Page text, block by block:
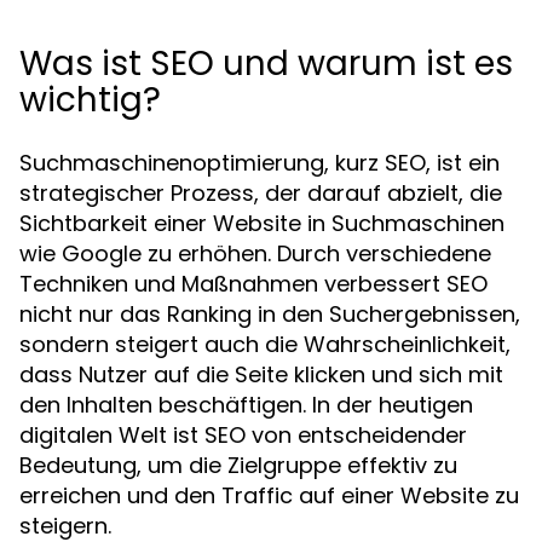
Was ist SEO und warum ist es
wichtig?
Suchmaschinenoptimierung, kurz SEO, ist ein
strategischer Prozess, der darauf abzielt, die
Sichtbarkeit einer Website in Suchmaschinen
wie Google zu erhöhen. Durch verschiedene
Techniken und Maßnahmen verbessert SEO
nicht nur das Ranking in den Suchergebnissen,
sondern steigert auch die Wahrscheinlichkeit,
dass Nutzer auf die Seite klicken und sich mit
den Inhalten beschäftigen. In der heutigen
digitalen Welt ist SEO von entscheidender
Bedeutung, um die Zielgruppe effektiv zu
erreichen und den Traffic auf einer Website zu
steigern.